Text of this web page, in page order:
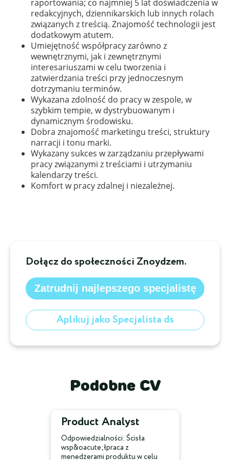
raportowania; co najmniej 5 lat doświadczenia w
redakcyjnych, dziennikarskich lub innych rolach
związanych z treścią. Znajomość technologii jest
dodatkowym atutem.
Umiejętność współpracy zarówno z
wewnętrznymi, jak i zewnętrznymi
interesariuszami w celu tworzenia i
zatwierdzania treści przy jednoczesnym
dotrzymaniu terminów.
Wykazana zdolność do pracy w zespole, w
szybkim tempie, w dystrybuowanym i
dynamicznym środowisku.
Dobra znajomość marketingu treści, struktury
narracji i tonu marki.
Wykazany sukces w zarządzaniu przepływami
pracy związanymi z treściami i utrzymaniu
kalendarzy treści.
Komfort w pracy zdalnej i niezależnej.
Dołącz do społeczności Znoydzem.
Zatrudnij najlepszego specjalistę
Aplikuj jako Specjalista ds
Podobne CV
Product Analyst
Odpowiedzialności: Ścisła
wsp&oacute;łpraca z
menedżerami produktu w celu